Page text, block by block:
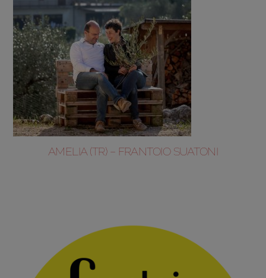
AMELIA (TR) – FRANTOIO SUATONI